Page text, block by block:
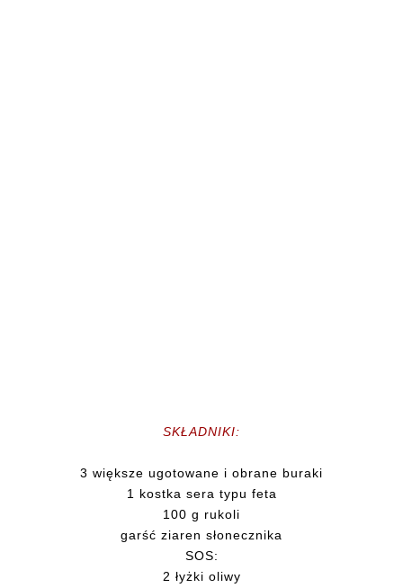
SKŁADNIKI:
3 większe ugotowane i obrane buraki
1 kostka sera typu feta
100 g rukoli
garść ziaren słonecznika
SOS:
2 łyżki oliwy